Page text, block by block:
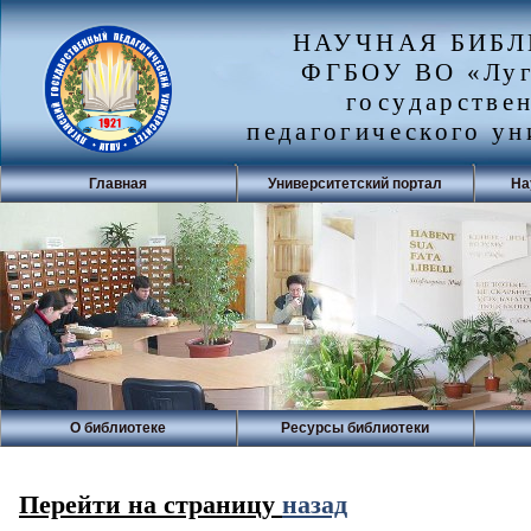
НАУЧНАЯ
ФГБОУ ВО
педагогического
Главная Университетский портал
О библиотеке Ресурсы библиотеки
Перейти на страницу назад